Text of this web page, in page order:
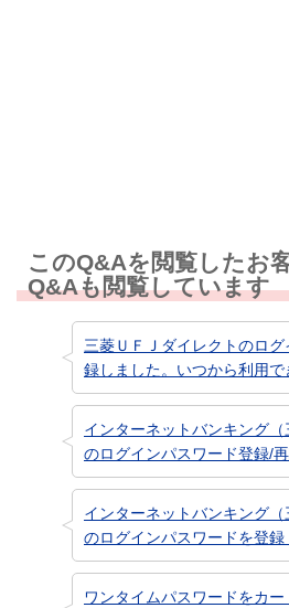
このQ&Aを閲覧したお
Q&Aも閲覧しています
三菱ＵＦＪダイレクトのロ
録しました。いつから利用で
インターネットバンキング（
のログインパスワード登録/再
インターネットバンキング（
のログインパスワードを登録
ワンタイムパスワードをカ